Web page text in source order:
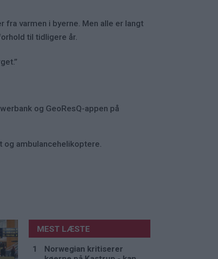
varmen i byerne. Men alle er langt
til tidligere år.
og GeoResQ-appen på
ambulancehelikoptere.
MEST LÆSTE
Norwegian kritiserer